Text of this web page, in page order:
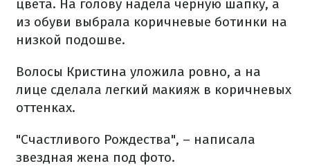
цвета. На голову надела черную шапку, а
из обуви выбрала коричневые ботинки на
низкой подошве.
Волосы Кристина уложила ровно, а на
лице сделала легкий макияж в коричневых
оттенках.
"Счастливого Рождества", – написала
звездная жена под фото.